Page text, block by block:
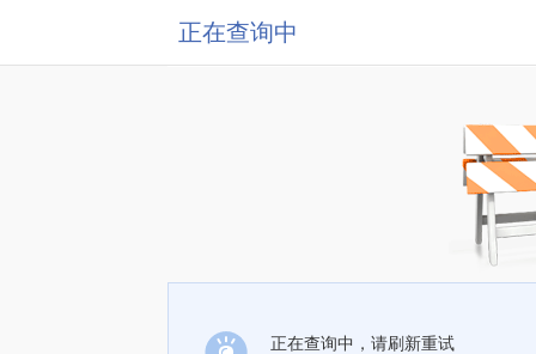
正在查询中
正在查询中，请刷新重试